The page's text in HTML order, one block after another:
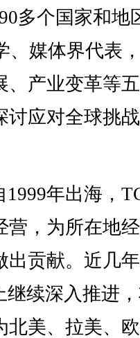
多个国家和地
、媒体界代表
、产业变革等
讨应对全球挑
年出海，
营，为所在地
出贡献。近几
续深入推进
北美、拉美、